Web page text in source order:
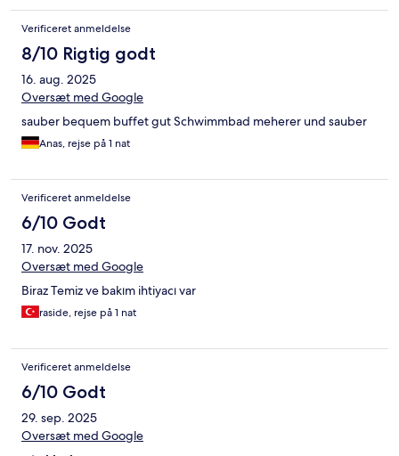
Verificeret anmeldelse
8/10 Rigtig godt
16. aug. 2025
Oversæt med Google
sauber bequem buffet gut Schwimmbad meherer und sauber
Anas, rejse på 1 nat
Verificeret anmeldelse
6/10 Godt
17. nov. 2025
Oversæt med Google
Biraz Temiz ve bakım ihtiyacı var
raside, rejse på 1 nat
Verificeret anmeldelse
6/10 Godt
29. sep. 2025
Oversæt med Google